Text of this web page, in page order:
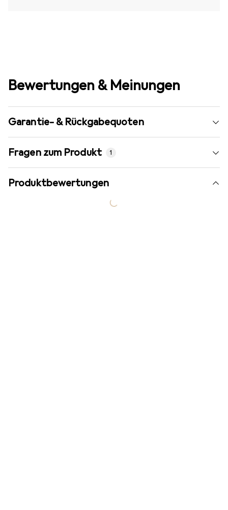
Bewertungen & Meinungen
Garantie- & Rückgabequoten
Fragen zum Produkt 1
Produktbewertungen